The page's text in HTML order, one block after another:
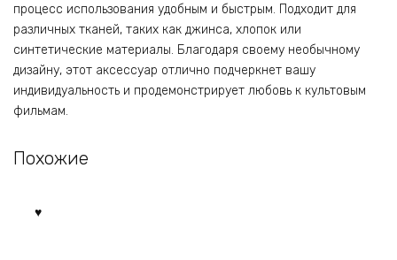
процесс использования удобным и быстрым. Подходит для
различных тканей, таких как джинса, хлопок или
синтетические материалы. Благодаря своему необычному
дизайну, этот аксессуар отлично подчеркнет вашу
индивидуальность и продемонстрирует любовь к культовым
фильмам.
Похожие